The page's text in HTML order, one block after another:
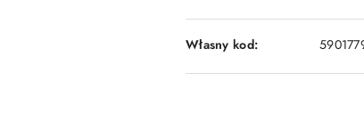
Własny kod: